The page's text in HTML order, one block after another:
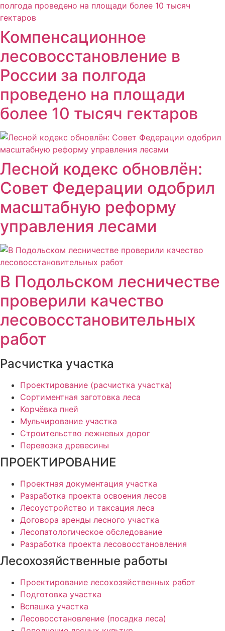
Компенсационное
лесовосстановление в
России за полгода
проведено на площади
более 10 тысяч гектаров
Лесной кодекс обновлён:
Совет Федерации одобрил
масштабную реформу
управления лесами
В Подольском лесничестве
проверили качество
лесовосстановительных
работ
Расчистка участка
Проектирование (расчистка участка)
Сортиментная заготовка леса
Корчёвка пней
Мульчирование участка
Строительство лежневых дорог
Перевозка древесины
ПРОЕКТИРОВАНИЕ
Проектная документация участка
Разработка проекта освоения лесов
Лесоустройство и таксация леса
Договора аренды лесного участка
Лесопатологическое обследование
Разработка проекта лесовосстановления
Лесохозяйственные работы
Проектирование лесохозяйственных работ
Подготовка участка
Вспашка участка
Лесовосстановление (посадка леса)